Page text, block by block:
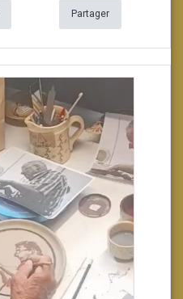
Partager